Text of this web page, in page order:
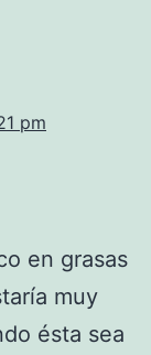
pm
en grasas
muy
ésta sea